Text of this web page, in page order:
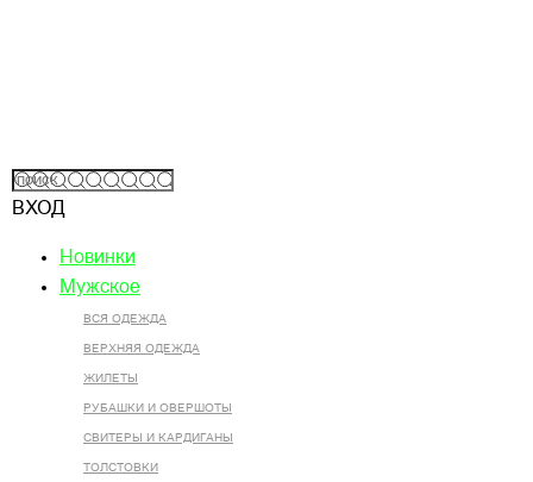
ВХОД
Новинки
Мужское
ВСЯ ОДЕЖДА
ВЕРХНЯЯ ОДЕЖДА
ЖИЛЕТЫ
РУБАШКИ И ОВЕРШОТЫ
СВИТЕРЫ И КАРДИГАНЫ
ТОЛСТОВКИ